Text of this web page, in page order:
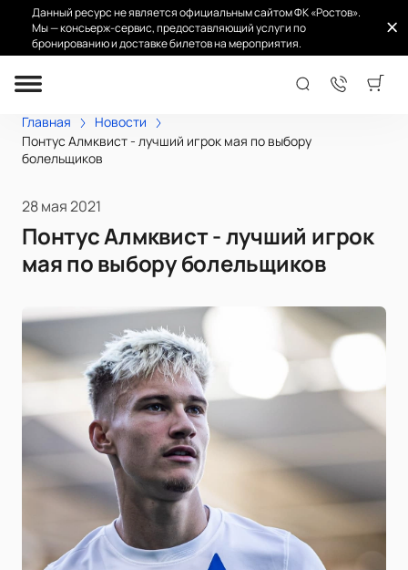
Данный ресурс не является официальным сайтом ФК «Ростов».
Мы — консьерж-сервис, предоставляющий услуги по
бронированию и доставке билетов на мероприятия.
Главная
Новости
Понтус Алмквист - лучший игрок мая по выбору
болельщиков
28 мая 2021
Понтус Алмквист - лучший игрок
мая по выбору болельщиков